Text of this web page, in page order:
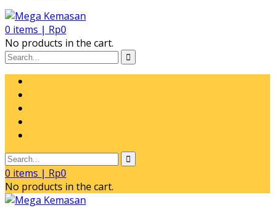
0 items | Rp0
No products in the cart.
0 items | Rp0
No products in the cart.